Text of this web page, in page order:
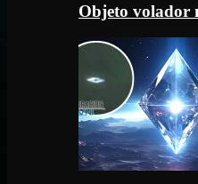
Objeto volador